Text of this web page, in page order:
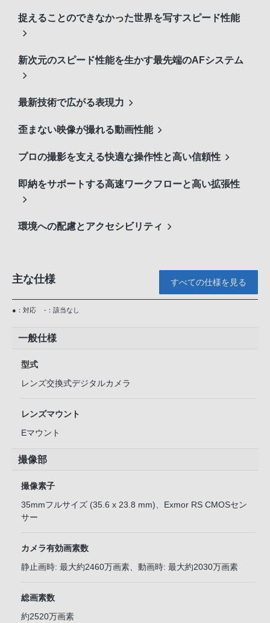
捉えることのできなかった世界を写すスピード性能
新次元のスピード性能を生かす最先端のAFシステム
最新技術で広がる表現力
歪まない映像が撮れる動画性能
プロの撮影を支える快適な操作性と高い信頼性
即納をサポートする高速ワークフローと高い拡張性
環境への配慮とアクセシビリティ
主な仕様 すべての仕様を見る
●：対応 -：該当なし
一般仕様
型式
レンズ交換式デジタルカメラ
レンズマウント
Eマウント
撮像部
撮像素子
35mmフルサイズ (35.6 x 23.8 mm)、Exmor RS CMOSセン
サー
カメラ有効画素数
静止画時: 最大約2460万画素、動画時: 最大約2030万画素
総画素数
約2520万画素